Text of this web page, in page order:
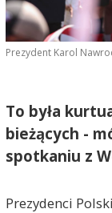
Prezydent Karol
To była
bieżących -
spotkaniu z
Prezydenci